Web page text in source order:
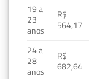
19 a
23
anos
R$
564,17
24 a
28
anos
R$
682,64